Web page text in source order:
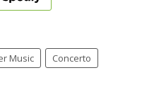
Music
Concerto